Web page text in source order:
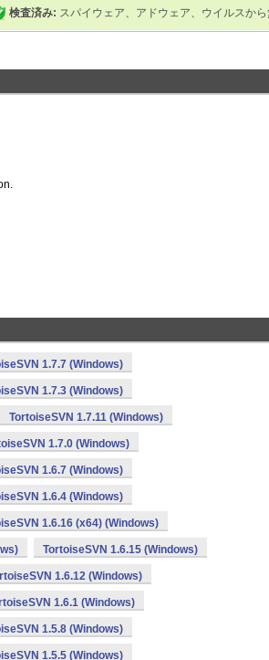
検査済み: スパイウェア、アドウェア、ウイルスか
1.7.7 (Windows)
1.7.3 (Windows)
TortoiseSVN 1.7.11 (Windows)
1.7.0 (Windows)
1.6.7 (Windows)
1.6.4 (Windows)
1.6.16 (x64) (Windows)
TortoiseSVN 1.6.15 (Windows)
1.6.12 (Windows)
1.6.1 (Windows)
1.5.8 (Windows)
1.5.5 (Windows)